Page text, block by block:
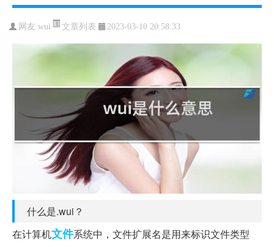
网友:wui 文章列表 2023-03-10 20:58:33
什么是.wui？
在计算机文件系统中，文件扩展名是用来标识文件类型